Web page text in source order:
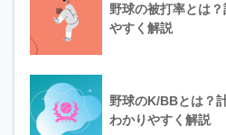
野球の被打率とは
やすく解説
野球のK/BBとは？
わかりやすく解説